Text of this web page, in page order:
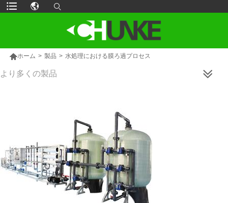
ホーム > 製品 > 水処理における膜ろ過プロセス
より多くの製品